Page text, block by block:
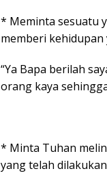
* Meminta sesuatu
memberi
“Ya Bapa berilah
orang kaya
* Minta Tuhan
yang telah